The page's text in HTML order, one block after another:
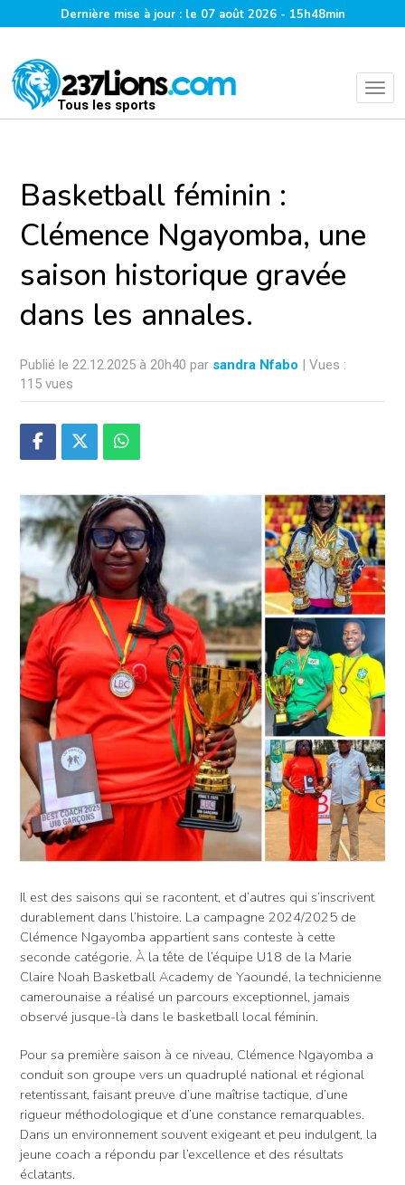
Dernière mise à jour : le 07 août 2026 - 15h48min
Tous les sports
Basketball féminin :
Clémence Ngayomba, une
saison historique gravée
dans les annales.
Publié le 22.12.2025 à 20h40 par sandra Nfabo | Vues :
115 vues
Il est des saisons qui se racontent, et d’autres qui s’inscrivent
durablement dans l’histoire. La campagne 2024/2025 de
Clémence Ngayomba appartient sans conteste à cette
seconde catégorie. À la tête de l’équipe U18 de la Marie
Claire Noah Basketball Academy de Yaoundé, la technicienne
camerounaise a réalisé un parcours exceptionnel, jamais
observé jusque-là dans le basketball local féminin.
Pour sa première saison à ce niveau, Clémence Ngayomba a
conduit son groupe vers un quadruplé national et régional
retentissant, faisant preuve d’une maîtrise tactique, d’une
rigueur méthodologique et d’une constance remarquables.
Dans un environnement souvent exigeant et peu indulgent, la
jeune coach a répondu par l’excellence et des résultats
éclatants.